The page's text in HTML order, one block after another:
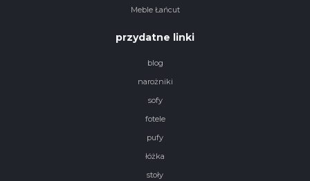
Meble Łańcut
przydatne linki
blog
narożniki
sofy
fotele
pufy
łóżka
stoły